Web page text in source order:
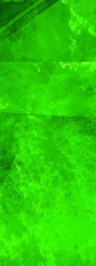
Capital
MUNDO
Sacerdote
Puebla se